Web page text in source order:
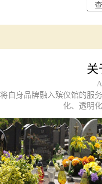
关
将自身品牌融入殡仪馆的服
化、透明